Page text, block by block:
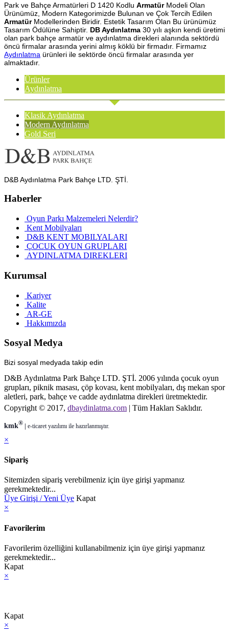
Park ve Bahçe Armatürleri D 1420 Kodlu Armatür Modeli Olan
Ürünümüz, Modern Kategorimizde Bulunan ve Çok Tercih Edilen
ArmatürModellerinden Biridir. Estetik Tasarım Olan Bu ürünümüz
Tasarım Ödülüne Sahiptir. DB Aydınlatma 30 yılı aşkın kendi üretimi
olan park bahçe armatür ve aydınlatma direkleri alanında sektördü
öncü firmalar arasında yerini almış köklü bir firmadır. Firmamız
Aydınlatma ürünleri ile sektörde öncü firmalar arasında yer
almaktadır.
Ürünler
Aydınlatma
Klasik Aydınlatma
Modern Aydınlatma
Gold Seri
D&B Aydınlatma Park Bahçe LTD. ŞTİ.
Haberler
Oyun Parkı Malzemeleri Nelerdir?
Kent Mobilyaları
D&B KENT MOBILYALARI
ÇOCUK OYUN GRUPLARI
AYDINLATMA DIREKLERI
Kurumsal
Kariyer
Kalite
AR-GE
Hakkımızda
Sosyal Medya
Bizi sosyal medyada takip edin
D&B Aydınlatma Park Bahçe LTD. ŞTİ. 2006 yılında çocuk oyun
grupları, piknik masası, çöp kovası, kent mobilyaları, dış mekan spor
aletleri, park, bahçe ve cadde aydınlatma direkleri üretmektedir.
Copyright © 2017, dbaydinlatma.com | Tüm Hakları Saklıdır.
kmk® | e-ticaret yazılımı ile hazırlanmıştır.
×
Sipariş
Sitemizden sipariş verebilmeniz için üye girişi yapmanız
gerekmektedir...
Üye Girişi / Yeni Üye Kapat
×
Favorilerim
Favorilerim özelliğini kullanabilmeniz için üye girişi yapmanız
gerekmektedir...
Kapat
×
Kapat
×